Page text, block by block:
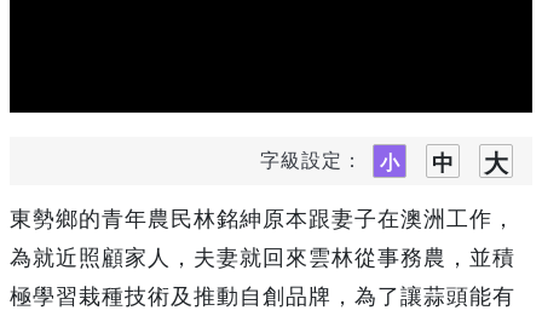
字級設定：
東勢鄉的青年農民林銘紳原本跟妻子在澳洲工作，
為就近照顧家人，夫妻就回來雲林從事務農，並積
極學習栽種技術及推動自創品牌，為了讓蒜頭能有